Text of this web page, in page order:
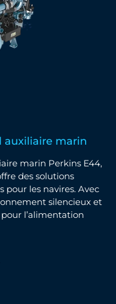
auxiliaire marin
marin Perkins E44,
des solutions
pour les navires. Avec
silencieux et
l’alimentation